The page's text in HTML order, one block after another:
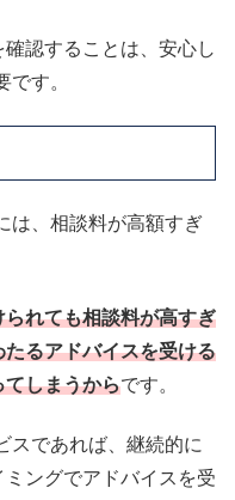
認することは、安心し
す。
は、相談料が高額すぎ
れても相談料が高すぎ
るアドバイスを受ける
てしまうからです。
スであれば、継続的に
ングでアドバイスを受